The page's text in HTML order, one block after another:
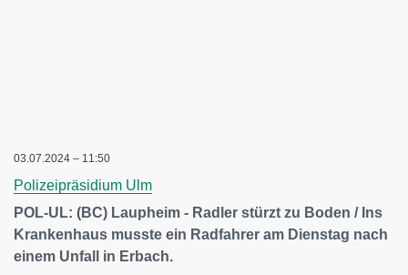
03.07.2024 – 11:50
Polizeipräsidium Ulm
POL-UL: (BC) Laupheim - Radler stürzt zu Boden / Ins
Krankenhaus musste ein Radfahrer am Dienstag nach
einem Unfall in Erbach.